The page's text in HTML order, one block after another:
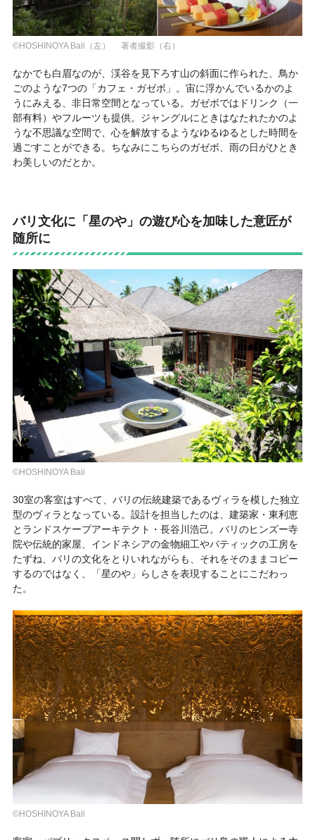
©HOSHINOYA Bali（左） 著者撮影（右）
なかでも白眉なのが、渓谷を見下ろす山の斜面に作られた、鳥か
ごのような7つの「カフェ・ガゼボ」。宙に浮かんでいるかのよ
うにみえる、非日常空間となっている。ガゼボではドリンク（一
部有料）やフルーツも提供。ジャングルにときはなたれたかのよ
うな不思議な空間で、心を解放するようなゆるゆるとした時間を
過ごすことができる。ちなみにこちらのガゼボ、雨の日がひとき
わ美しいのだとか。
バリ文化に「星のや」の遊び心を加味した意匠が
随所に
©HOSHINOYA Bali
30室の客室はすべて、バリの伝統建築であるヴィラを模した独立
型のヴィラとなっている。設計を担当したのは、建築家・東利恵
とランドスケープアーキテクト・長谷川浩己。バリのヒンズー寺
院や伝統的家屋、インドネシアの金物細工やバティックの工房を
たずね、バリの文化をとりいれながらも、それをそのままコピー
するのではなく、「星のや」らしさを表現することにこだわっ
た。
©HOSHINOYA Bali